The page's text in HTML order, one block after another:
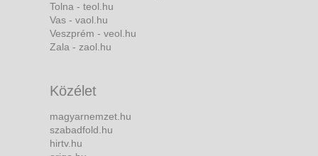
Tolna - teol.hu
Vas - vaol.hu
Veszprém - veol.hu
Zala - zaol.hu
Közélet
magyarnemzet.hu
szabadfold.hu
hirtv.hu